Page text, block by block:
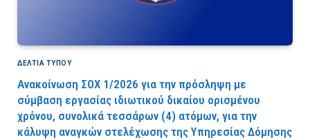
ΔΕΛΤΙΑ ΤΥΠΟΥ
Ανακοίνωση ΣΟΧ 1/2026 για την πρόσληψη με
σύμβαση εργασίας ιδιωτικού δικαίου ορισμένου
χρόνου, συνολικά τεσσάρων (4) ατόμων, για την
κάλυψη αναγκών στελέχωσης της Υπηρεσίας Δόμησης